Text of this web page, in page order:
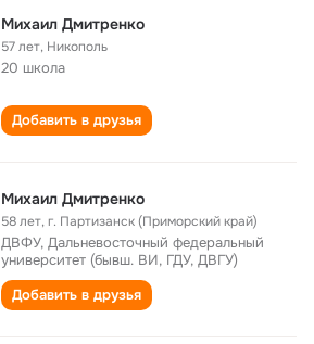
Михаил Дмитренко
57 лет, Никополь
20 школа
Добавить в друзья
Михаил Дмитренко
58 лет,г. Партизанск (Приморский край)
ДВФУ, Дальневосточный федеральный
университет (бывш. ВИ, ГДУ, ДВГУ)
Добавить в друзья